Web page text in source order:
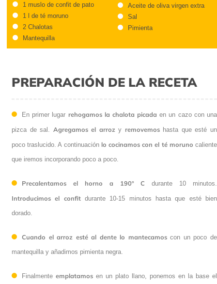
1 muslo de confit de pato
1 l de té moruno
2 Chalotas
Mantequilla
Aceite de oliva virgen extra
Sal
Pimienta
PREPARACIÓN DE LA RECETA
En primer lugar rehogamos la chalota picada en un cazo con una
pizca de sal. Agregamos el arroz y removemoshasta que esté un
poco traslucido. A continuación lo cocinamos con el té moruno caliente
que iremos incorporando poco a poco.
Precalentamos el horno a 190º C durante 10 minutos.
Introducimos el confitdurante 10-15 minutos hasta que esté bien
dorado.
Cuando el arroz esté al dente lo mantecamoscon un poco de
mantequilla y añadimos pimienta negra.
Finalmente emplatamos en un plato llano, ponemos en la base el